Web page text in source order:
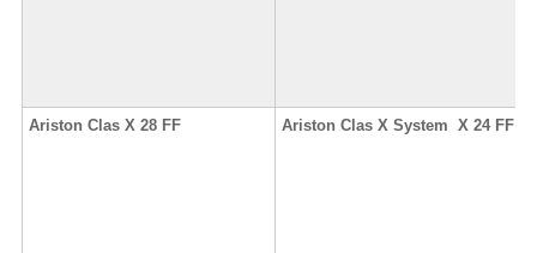
Ariston Clas X 28 FF Ariston Clas X System X 24 FF